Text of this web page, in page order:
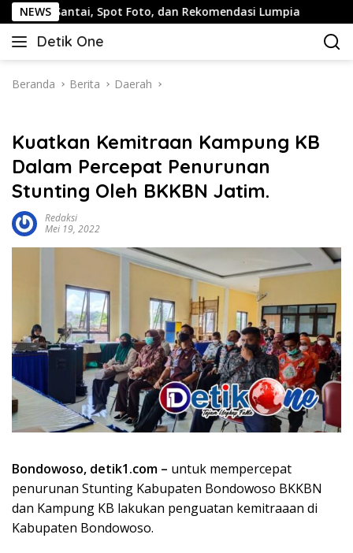
Langsung
ke
konten
NEWS
Spot Foto, dan Rekomendasi Lumpia Panduan
Detik One
Tajam
Fakta
Beranda Berita Daerah
Kuatkan Kemitraan Kampung KB
Dalam Percepat Penurunan
Stunting Oleh BKKBN Jatim.
Redaksi
Mei 19, 2022
Bondowoso, detik1.com – untuk mempercepat
penurunan Stunting Kabupaten Bondowoso BKKBN
dan Kampung KB lakukan penguatan kemitraaan di
Kabupaten Bondowoso.